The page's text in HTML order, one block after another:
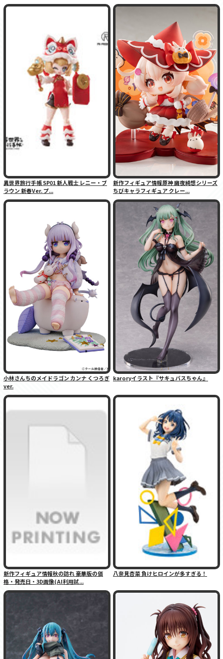
異世界旅行手帳 SP01 新人戦士 レニー・ブ
ラウン 新春Ver. プ...
新作フィギュア情報原神 幽夜綺想シリーズ
ちびキャラフィギュア クレー...
小林さんちのメイドラゴン カンナ くつろぎ
ver.
karoryイラスト『サキュバスちゃん』
新作フィギュア情報秋の訪れ 豪華版の価
格・発売日・3D画像(AI利用試...
八奈見杏菜 負けヒロインが多すぎる！